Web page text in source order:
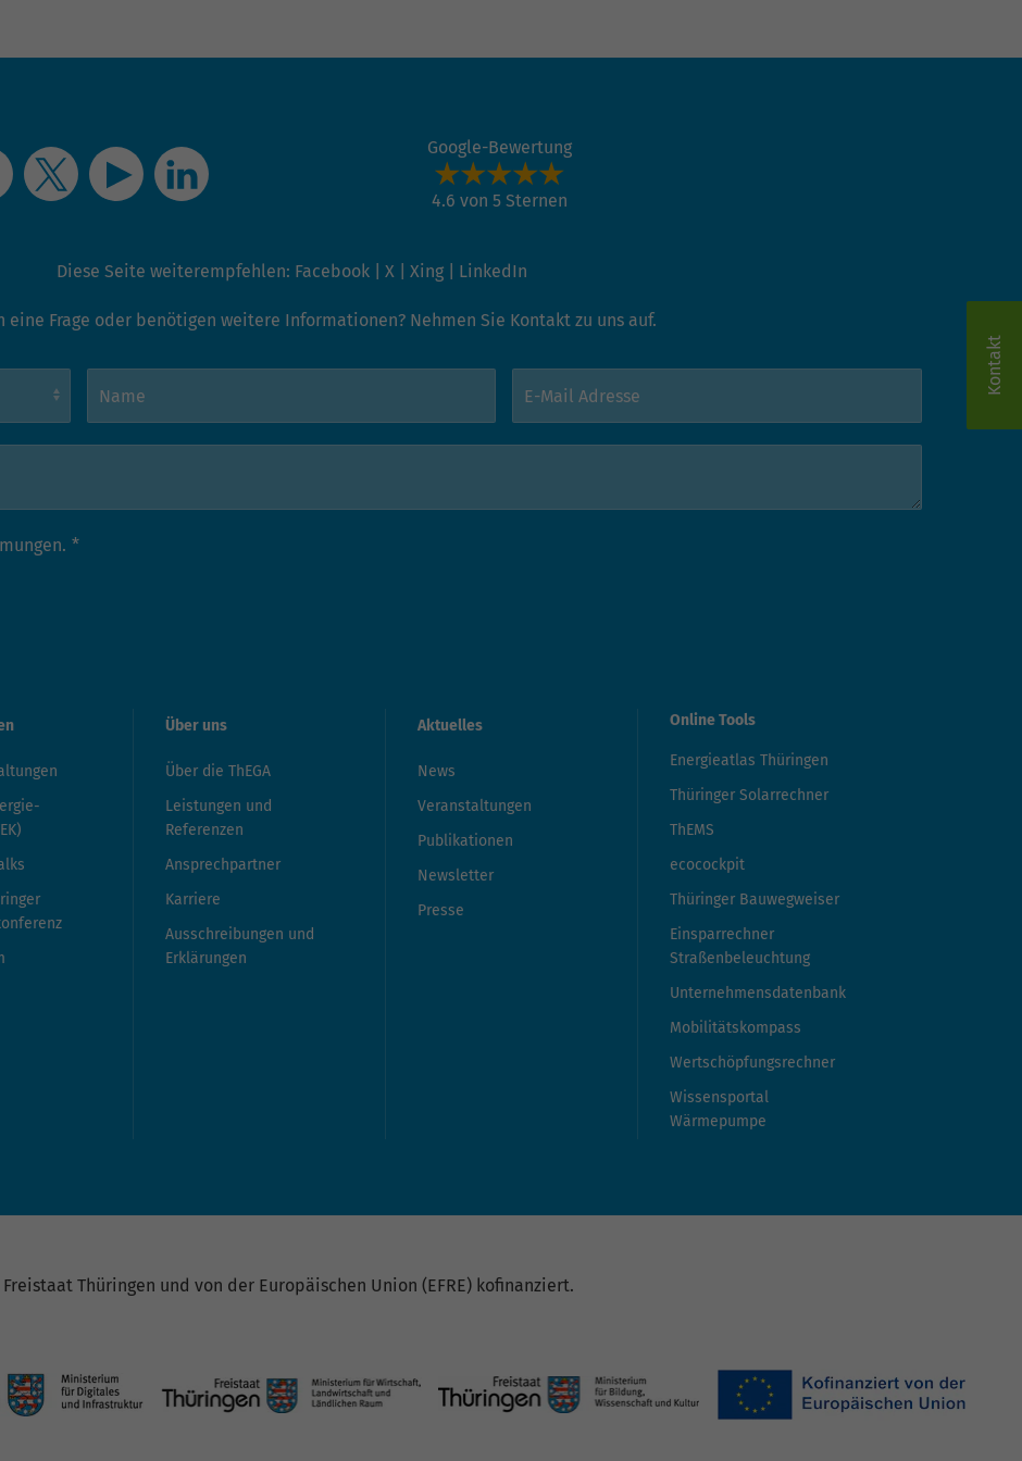
Google-Bewertung
4.6 von 5 Sternen
Diese Seite weiterempfehlen: Facebook| X| Xing| LinkedIn
eine Frage oder benötigen weitere Informationen? Nehmen Sie Kontakt zu uns auf.
*
Über uns
Über die ThEGA
Leistungen und
Referenzen
Ansprechpartner
Karriere
Ausschreibungen und
Erklärungen
Aktuelles
News
Veranstaltungen
Publikationen
Newsletter
Presse
Online Tools
Energieatlas Thüringen
Thüringer Solarrechner
ThEMS
ecocockpit
Thüringer Bauwegweiser
Einsparrechner
Straßenbeleuchtung
Unternehmensdatenbank
Mobilitätskompass
Wertschöpfungsrechner
Wissensportal
Wärmepumpe
Thüringen und von der Europäischen Union (EFRE) kofinanziert.
Kontakt